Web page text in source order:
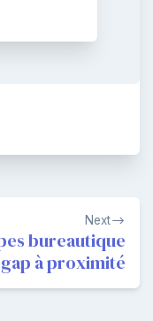
Next
bureautique
gap à proximité